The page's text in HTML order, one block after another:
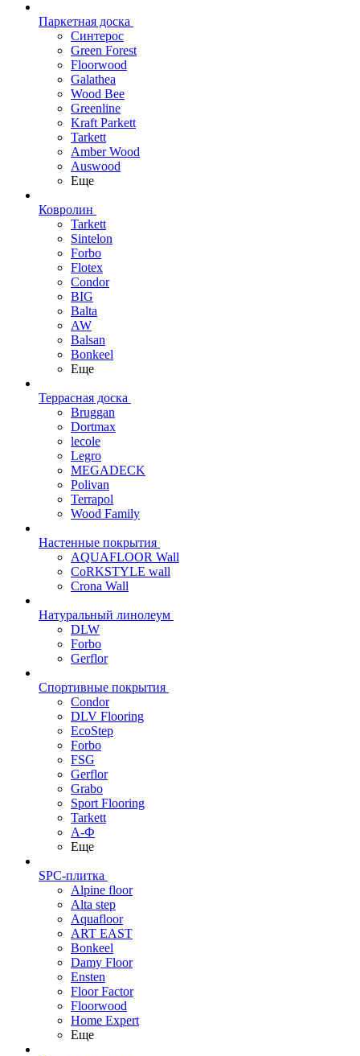
Паркетная доска
Синтерос
Green Forest
Floorwood
Galathea
Wood Bee
Greenline
Kraft Parkett
Tarkett
Amber Wood
Auswood
Еще
Ковролин
Tarkett
Sintelon
Forbo
Flotex
Condor
BIG
Balta
AW
Balsan
Bonkeel
Еще
Террасная доска
Bruggan
Dortmax
lecole
Legro
MEGADECK
Polivan
Terrapol
Wood Family
Настенные покрытия
AQUAFLOOR Wall
CoRKSTYLE wall
Crona Wall
Натуральный линолеум
DLW
Forbo
Gerflor
Спортивные покрытия
Condor
DLV Flooring
EcoStep
Forbo
FSG
Gerflor
Grabo
Sport Flooring
Tarkett
А-Ф
Еще
SPC-плитка
Alpine floor
Alta step
Aquafloor
ART EAST
Bonkeel
Damy Floor
Ensten
Floor Factor
Floorwood
Home Expert
Еще